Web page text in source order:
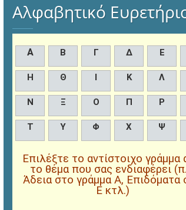
Αλφαβητικό
Α Β Γ Δ Ε
Η Θ Ι Κ Λ
Ν Ξ Ο Π Ρ
Τ Υ Φ Χ Ψ
Επιλέξτε το αντίστοιχο γράμμα
το θέμα που σας ενδιαφέρει
Άδεια στο γράμμα Α, Επιδόματα
Ε κτλ.)